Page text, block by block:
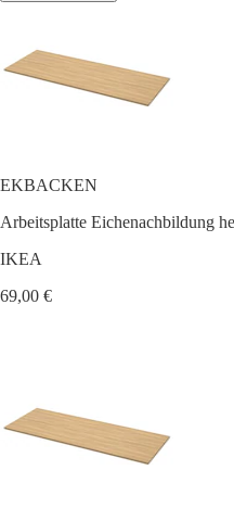
EKBACKEN
Arbeitsplatte Eichenachbildung
IKEA
69,00 €